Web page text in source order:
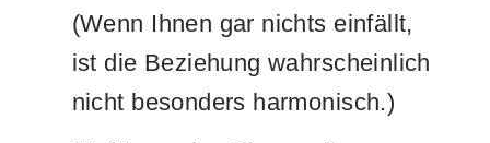
(Wenn Ihnen gar nichts einfällt,
ist die Beziehung wahrscheinlich
nicht besonders harmonisch.)